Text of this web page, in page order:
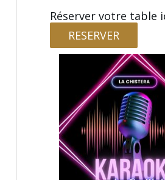
Réserver votre table
RESERVER